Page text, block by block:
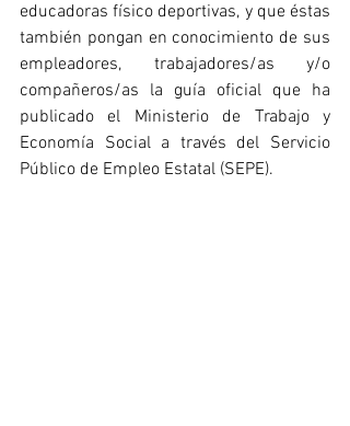
educadoras físico deportivas, y que éstas
también pongan en conocimiento de sus
empleadores, trabajadores/as y/o
compañeros/as la guía oficial que ha
publicado el Ministerio de Trabajo y
Economía Social a través del Servicio
Público de Empleo Estatal (SEPE).